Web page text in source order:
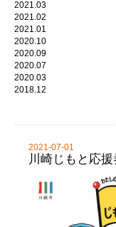
2021.03
2021.02
2021.01
2020.10
2020.09
2020.07
2020.03
2018.12
2021-07-01
川崎じもと応